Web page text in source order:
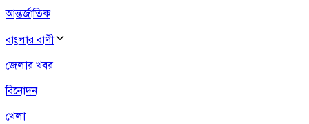
আন্তর্জাতিক
বাংলার বাণী
জেলার খবর
বিনোদন
খেলা